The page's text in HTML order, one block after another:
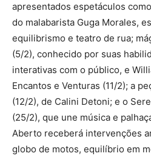
apresentados espetáculos
do malabarista Guga Morales,
equilibrismo e teatro de rua;
(5/2), conhecido por suas
interativas com o público, e
Encantos e Venturas (11/2); a
(12/2), de Calini Detoni; e o
(25/2), que une música e
Aberto receberá intervenções
globo de motos, equilíbrio em